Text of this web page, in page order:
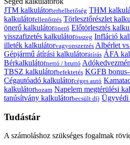
JTM kalkulátorterhelhetőség THM
kalkulátorellenőrzés Törlesztőrészlet
önerő kalkulátorönerő Előtörlesztés
visszafizetés kalkulátorösszeg Infláció
illeték kalkulátorvagyonszerzés Albérlet
Gépjármű átírási kalkulátorátírás ÁFA
Bérkalkulátornettó / bruttó
TBSZ kalkulátorbefektetés KGFB
Cégautóadó kalkulátorcéges autó
kalkulátorhozam Napelem megtérülési
tanúsítvány kalkulátorbecsült díj Ügyvédi
Tudástár
A számoláshoz szükséges fogalmak